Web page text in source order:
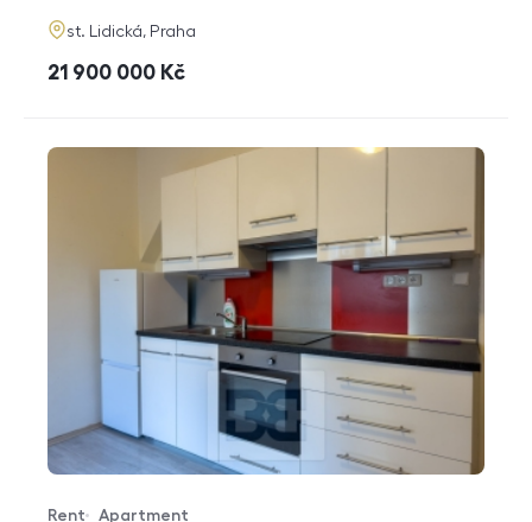
adresa
st. Lidická, Praha
cena
21 900 000 Kč
Rent Apartment